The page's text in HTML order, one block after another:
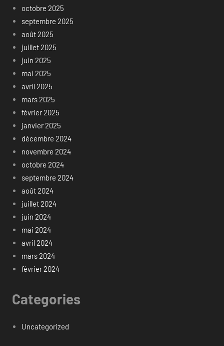
octobre 2025
septembre 2025
août 2025
juillet 2025
juin 2025
mai 2025
avril 2025
mars 2025
février 2025
janvier 2025
décembre 2024
novembre 2024
octobre 2024
septembre 2024
août 2024
juillet 2024
juin 2024
mai 2024
avril 2024
mars 2024
février 2024
Categories
Uncategorized